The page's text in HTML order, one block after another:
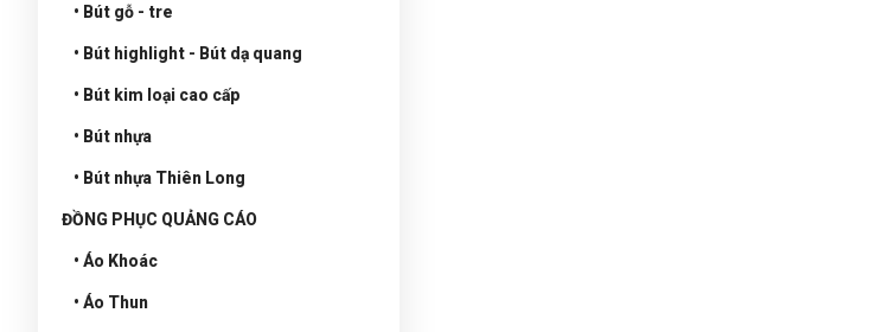
• Bút gỗ - tre
• Bút highlight - Bút dạ quang
• Bút kim loại cao cấp
• Bút nhựa
• Bút nhựa Thiên Long
ĐỒNG PHỤC QUẢNG CÁO
• Áo Khoác
• Áo Thun